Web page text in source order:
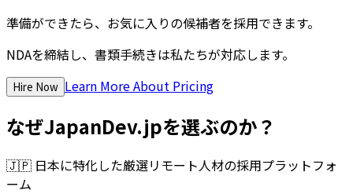
準備ができたら、お気に入りの候補者を採用できます。
NDAを締結し、書類手続きは私たちが対応します。
Hire Now Learn More About Pricing
なぜJapanDev.jpを選ぶのか？
🇯🇵 日本に特化した厳選リモート人材の採用プラットフォ
ーム